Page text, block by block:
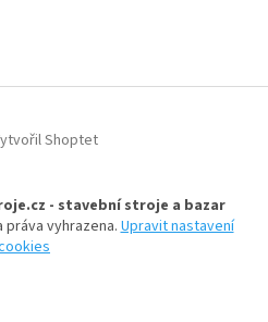
Shoptet
- stavební stroje a bazar
práva vyhrazena.Upravit nastavení